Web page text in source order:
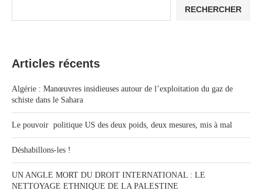
RECHERCHER
Articles récents
Algérie : Manœuvres insidieuses autour de l’exploitation du gaz de
schiste dans le Sahara
Le pouvoir politique US des deux poids, deux mesures, mis à mal
Déshabillons-les !
UN ANGLE MORT DU DROIT INTERNATIONAL : LE
NETTOYAGE ETHNIQUE DE LA PALESTINE